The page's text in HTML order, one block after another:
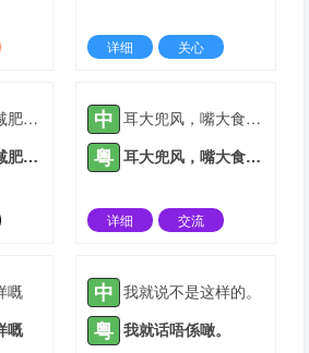
详细
关心
我开始换发型减肥换风格
我开始换发型减肥换风格
中 耳大兜风，嘴大食穷人
粤 耳大兜风，嘴大食穷人
详细
交流
嘅
嘅
中 我就说不是这样的。
粤 我就话唔係噉。